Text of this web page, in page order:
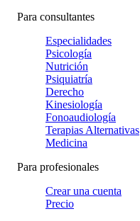
Para consultantes
Especialidades
Psicología
Nutrición
Psiquiatría
Derecho
Kinesiología
Fonoaudiología
Terapias Alternativas
Medicina
Para profesionales
Crear una cuenta
Precio